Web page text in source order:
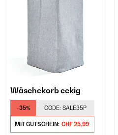
Wäschekorb eckig
-35% CODE: SALE35P
MIT GUTSCHEIN: CHF 25,99